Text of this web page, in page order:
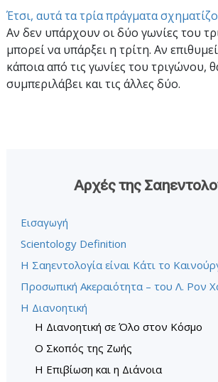
Έτσι, αυτά τα τρία πράγματα
Αν δεν υπάρχουν οι δύο γωνίες του
μπορεί να υπάρξει η τρίτη. Αν
κάποια από τις γωνίες του τριγώνου,
συμπεριλάβει και τις άλλες δύο.
Αρχές της
Εισαγωγή
Scientology Definition
Η Σαηεντολογία είναι Κάτι το
Προσωπική Ακεραιότητα – του Λ. Ρον
Η Διανοητική
Η Διανοητική σε Όλο στον Κόσμο
Ο Σκοπός της Ζωής
Η Επιβίωση και η Διάνοια